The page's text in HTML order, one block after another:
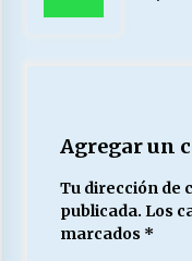
Agregar un
Tu dirección de
publicada. Los
marcados *